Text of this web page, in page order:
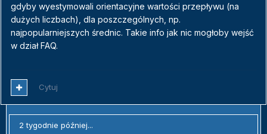
gdyby wyestymowali orientacyjne wartości przepływu (na
dużych liczbach), dla poszczególnych, np.
najpopularniejszych średnic. Takie info jak nic mogłoby wejść
w dział FAQ.
Cytuj
2 tygodnie później...